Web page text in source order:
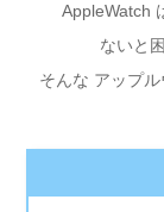
AppleWatch
ないと
そんな アップ